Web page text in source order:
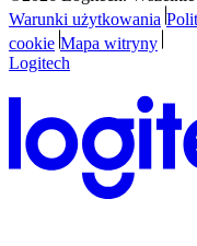
Warunki użytkowania
cookie Mapa witryny
Logitech